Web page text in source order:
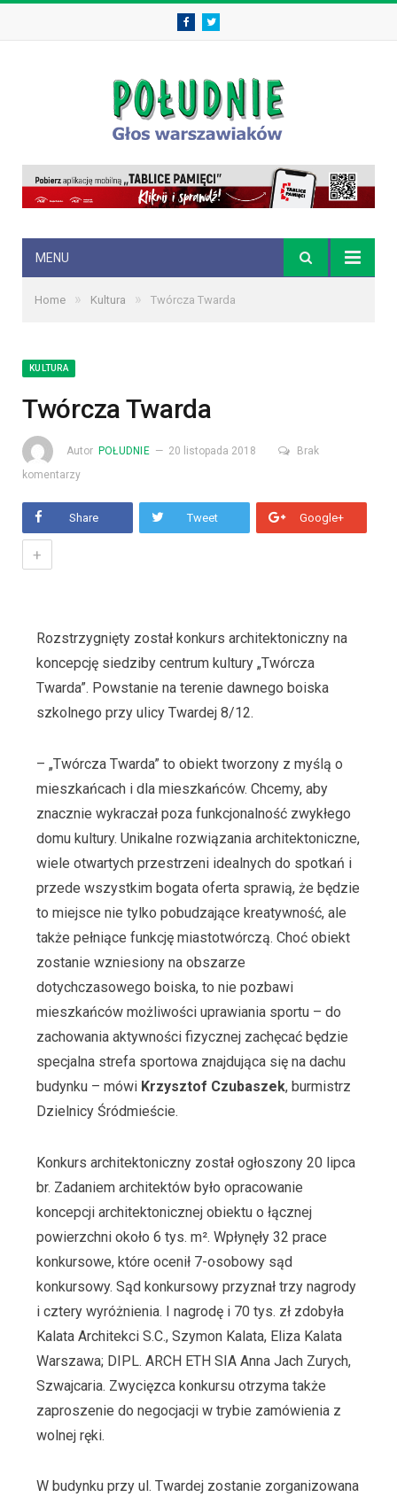
FacebookTwitter
MENU
Home » Kultura » Twórcza Twarda
KULTURA
Twórcza Twarda
Autor POŁUDNIE 20 listopada 2018
Brak
komentarzy
Share Tweet Google+
+
Rozstrzygnięty został konkurs architektoniczny na
koncepcję siedziby centrum kultury „Twórcza
Twarda”. Powstanie na terenie dawnego boiska
szkolnego przy ulicy Twardej 8/12.
– „Twórcza Twarda” to obiekt tworzony z myślą o
mieszkańcach i dla mieszkańców. Chcemy, aby
znacznie wykraczał poza funkcjonalność zwykłego
domu kultury. Unikalne rozwiązania architektoniczne,
wiele otwartych przestrzeni idealnych do spotkań i
przede wszystkim bogata oferta sprawią, że będzie
to miejsce nie tylko pobudzające kreatywność, ale
także pełniące funkcję miastotwórczą. Choć obiekt
zostanie wzniesiony na obszarze
dotychczasowego boiska, to nie pozbawi
mieszkańców możliwości uprawiania sportu – do
zachowania aktywności fizycznej zachęcać będzie
specjalna strefa sportowa znajdująca się na dachu
budynku – mówi Krzysztof Czubaszek, burmistrz
Dzielnicy Śródmieście.
Konkurs architektoniczny został ogłoszony 20 lipca
br. Zadaniem architektów było opracowanie
koncepcji architektonicznej obiektu o łącznej
powierzchni około 6 tys. m². Wpłynęły 32 prace
konkursowe, które ocenił 7-osobowy sąd
konkursowy. Sąd konkursowy przyznał trzy nagrody
i cztery wyróżnienia. I nagrodę i 70 tys. zł zdobyła
Kalata Architekci S.C., Szymon Kalata, Eliza Kalata
Warszawa; DIPL. ARCH ETH SIA Anna Jach Zurych,
Szwajcaria. Zwycięzca konkursu otrzyma także
zaproszenie do negocjacji w trybie zamówienia z
wolnej ręki.
W budynku przy ul. Twardej zostanie zorganizowana